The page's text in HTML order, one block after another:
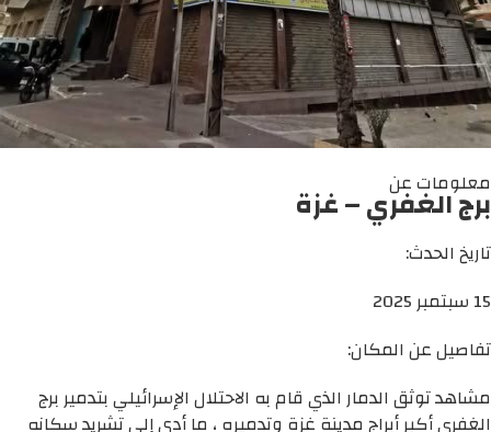
معلومات عن
برج الغفري – غزة
تاريخ الحدث:
15 سبتمبر 2025
تفاصيل عن المكان:
مشاهد توثق الدمار الذي قام به الاحتلال الإسرائيلي بتدمير برج
الغفري أكبر أبراج مدينة غزة وتدميره ، ما أدى إلى تشريد سكانه